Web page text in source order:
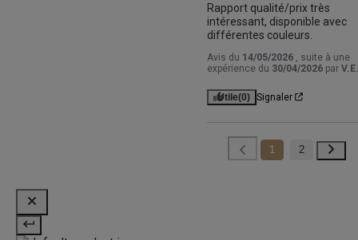
Rapport qualité/prix très
intéressant, disponible avec
différentes couleurs.
Avis du 14/05/2026
, suite à une
expérience du 30/04/2026 par V.E.
Utile(0) Signaler
1 2